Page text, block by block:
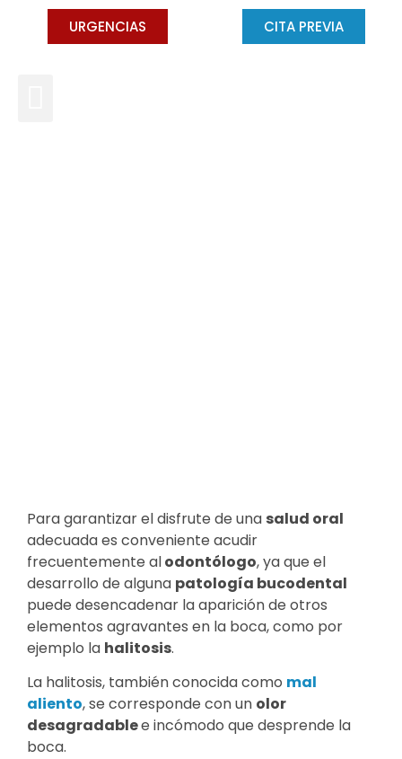
CITA PREVIA
URGENCIAS
Para garantizar el disfrute de una salud oral
adecuada es conveniente acudir
frecuentemente alodontólogo, ya que el
desarrollo de alguna patología bucodental
puede desencadenar la aparición de otros
elementos agravantes en la boca, como por
ejemplo la halitosis.
La halitosis, también conocida como mal
aliento, se corresponde con un olor
desagradablee incómodo que desprende la
boca.